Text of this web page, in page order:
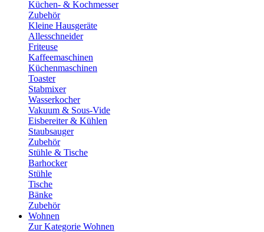
Küchen- & Kochmesser
Zubehör
Kleine Hausgeräte
Allesschneider
Friteuse
Kaffeemaschinen
Küchenmaschinen
Toaster
Stabmixer
Wasserkocher
Vakuum & Sous-Vide
Eisbereiter & Kühlen
Staubsauger
Zubehör
Stühle & Tische
Barhocker
Stühle
Tische
Bänke
Zubehör
Wohnen
Zur Kategorie Wohnen